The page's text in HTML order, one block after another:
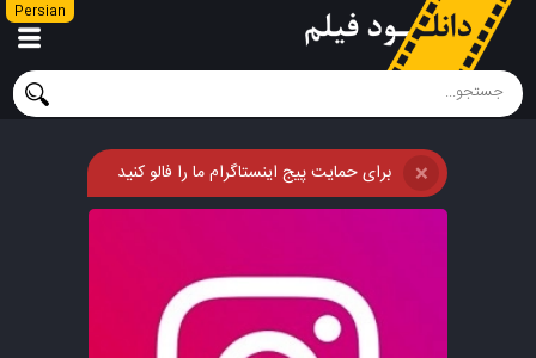
Persian
برای حمایت پیج اینستاگرام ما را فالو کنید ❌